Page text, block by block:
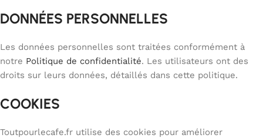
DONNÉES PERSONNELLES
Les données personnelles sont traitées conformément à
notre Politique de confidentialité. Les utilisateurs ont des
droits sur leurs données, détaillés dans cette politique.
COOKIES
Toutpourlecafe.fr utilise des cookies pour améliorer